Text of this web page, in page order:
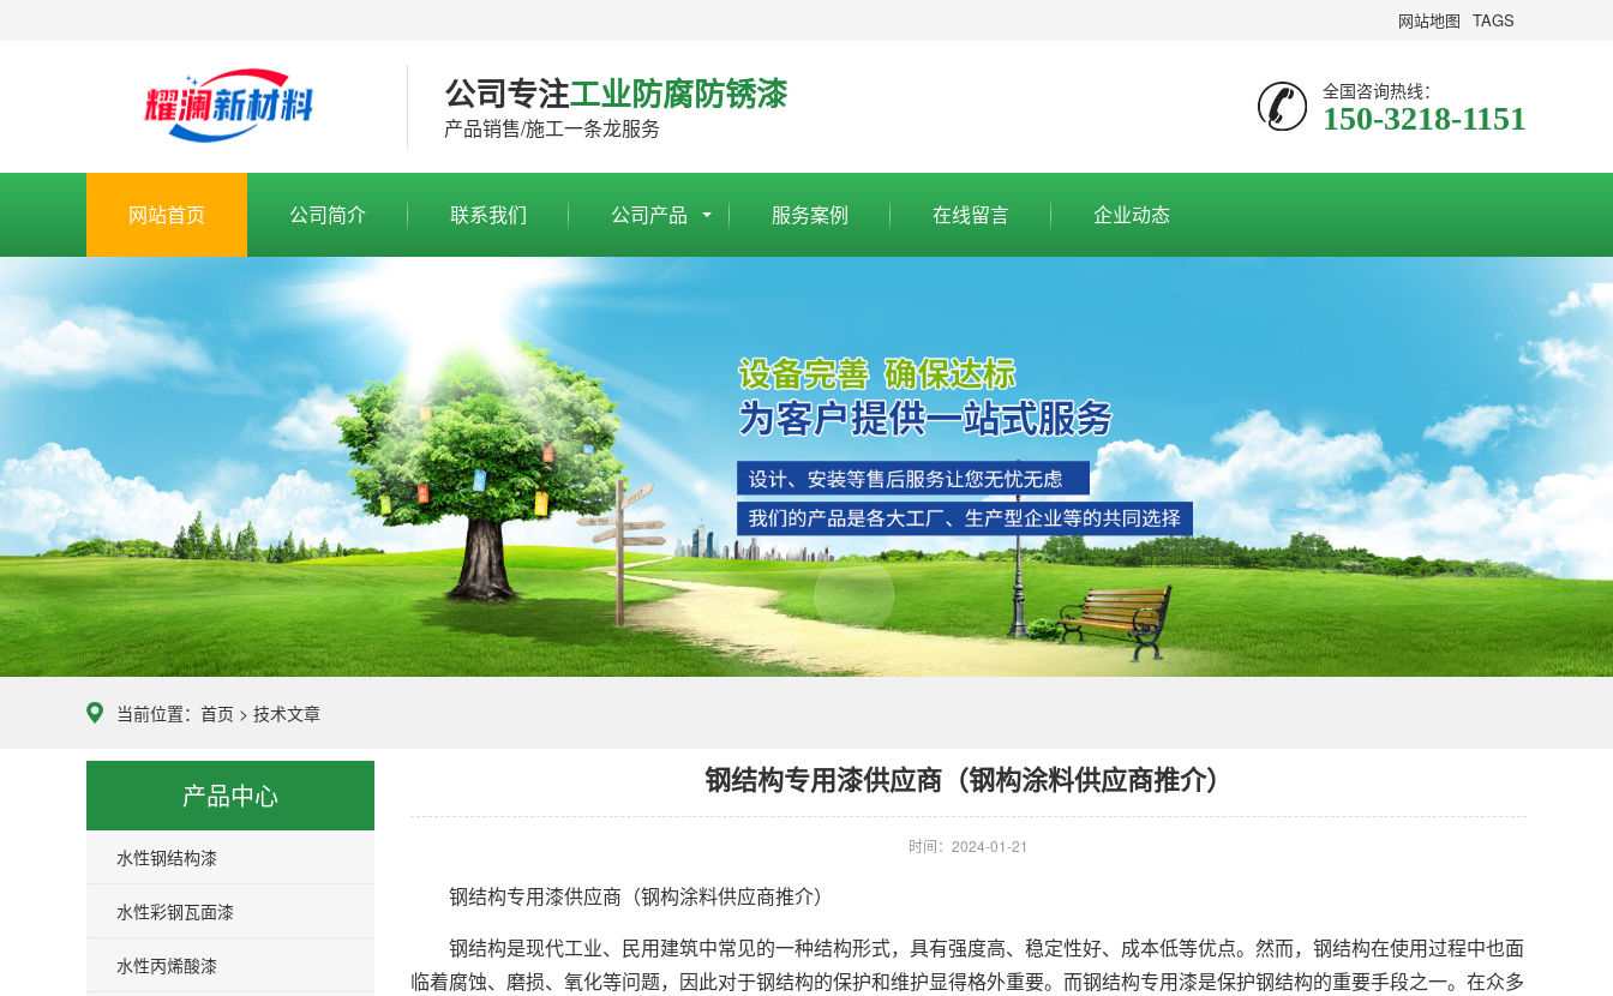
网站地图 TAGS
公司专注工业防腐防锈漆
产品销售/施工一条龙服务
全国咨询热线：
150-3218-1151
网站首页 公司简介 联系我们 公司产品 服务案例 在线留言 企业动态
当前位置： 首页 > 技术文章
产品中心
水性钢结构漆
水性彩钢瓦面漆
水性丙烯酸漆
钢结构专用漆供应商（钢构涂料供应商推介）
时间：2024-01-21
钢结构专用漆供应商（钢构涂料供应商推介）
钢结构是现代工业、民用建筑中常见的一种结构形式，具有强度高、稳定性好、成本低等优点。然而，钢结构在使用过程中也面
临着腐蚀、磨损、氧化等问题，因此对于钢结构的保护和维护显得格外重要。而钢结构专用漆是保护钢结构的重要手段之一。在众多